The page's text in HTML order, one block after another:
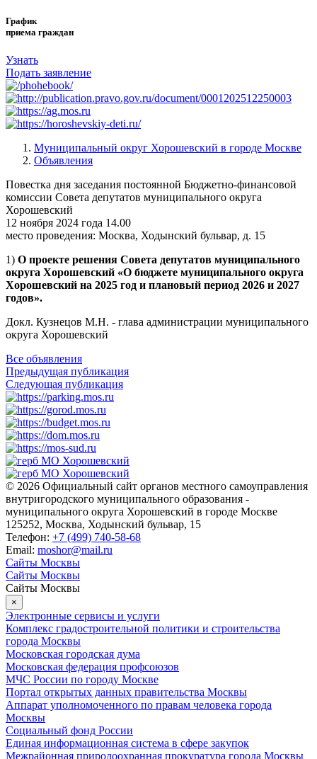
График
приема граждан
Узнать
Подать заявление
Муниципальный округ Хорошевский в городе Москве
Объявления
Повестка дня заседания постоянной Бюджетно-финансовой
комиссии Совета депутатов муниципального округа
Хорошевский
12 ноября 2024 года 14.00
место проведения: Москва, Ходынский бульвар, д. 15
1) О проекте решения Совета депутатов муниципального
округа Хорошевский «О бюджете муниципального округа
Хорошевский на 2025 год и плановый период 2026 и 2027
годов».
Докл. Кузнецов М.Н. - глава администрации муниципального
округа Хорошевский
Все объявления
Предыдущая публикация
Следующая публикация
© 2026 Официальный сайт органов местного самоуправления
внутригородского муниципального образования -
муниципального округа Хорошевский в городе Москве
125252, Москва, Ходынский бульвар, 15
Телефон: +7 (499) 740-58-68
Email: moshor@mail.ru
Сайты Москвы
Сайты Москвы
Сайты Москвы
×
Электронные сервисы и услуги
Комплекс градостроительной политики и строительства
города Москвы
Московская городская дума
Московская федерация профсоюзов
МЧС России по городу Москве
Портал открытых данных правительства Москвы
Аппарат уполномоченного по правам человека города
Москвы
Социальный фонд России
Единая информационная система в сфере закупок
Межрайонная природоохранная прокуратура города Москвы